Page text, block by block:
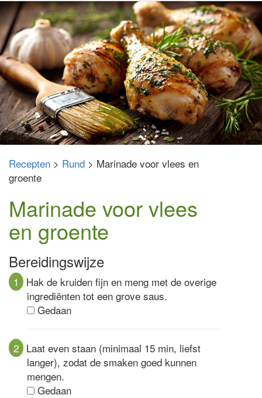
Recepten > Rund > Marinade voor vlees en
groente
Marinade voor vlees
en groente
Bereidingswijze
1
Hak de kruiden fijn en meng met de overige
ingrediënten tot een grove saus.
Gedaan
2 Laat even staan (minimaal 15 min, liefst
langer), zodat de smaken goed kunnen
mengen.
Gedaan